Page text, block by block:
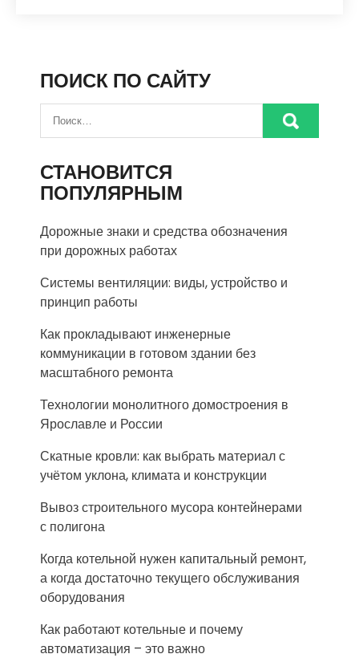
ПОИСК ПО САЙТУ
СТАНОВИТСЯ
ПОПУЛЯРНЫМ
Дорожные знаки и средства обозначения
при дорожных работах
Системы вентиляции: виды, устройство и
принцип работы
Как прокладывают инженерные
коммуникации в готовом здании без
масштабного ремонта
Технологии монолитного домостроения в
Ярославле и России
Скатные кровли: как выбрать материал с
учётом уклона, климата и конструкции
Вывоз строительного мусора контейнерами
с полигона
Когда котельной нужен капитальный ремонт,
а когда достаточно текущего обслуживания
оборудования
Как работают котельные и почему
автоматизация – это важно